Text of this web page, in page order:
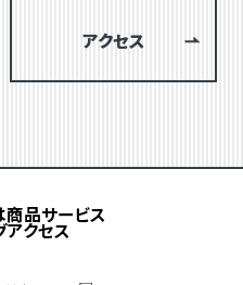
アクセス
商品サービス
アクセス